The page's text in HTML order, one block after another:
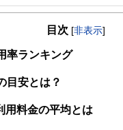
事を、日々の暮らしにどのよ
、読者目線のコンテンツを追
ンナー、弁護士、税理士、宅
投資アナリスト、キャリアコ
目次 [非表示]
率ランキング
目安とは？
用料金の平均とは